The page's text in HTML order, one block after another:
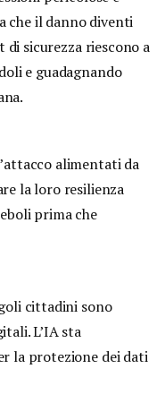
che il danno diventi
sicurezza riescono a
e guadagnando
alimentati da
la loro resilienza
prima che
cittadini sono
L’IA sta
la protezione dei dati